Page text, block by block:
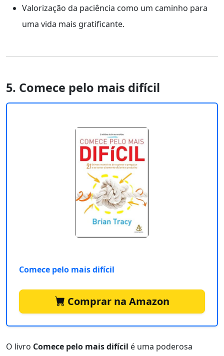
Valorização da paciência como um caminho para
uma vida mais gratificante.
5. Comece pelo mais difícil
Comece pelo mais difícil
Comprar na Amazon
O livro Comece pelo mais difícil é uma poderosa